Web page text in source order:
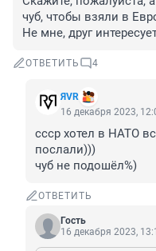
чуб, чтобы взяли в
Не мне, друг
ОТВЕТИТЬ 4
ЯVR
16 декабря 2023,
ссср хотел в НАТО
послали)))
чуб не подошёл%)
ОТВЕТИТЬ
Гость
16 декабря 2023,